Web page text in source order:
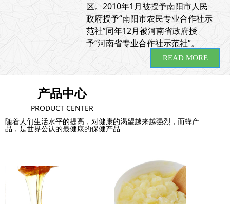
区。2010年1月被授予南阳市人民
政府授予“南阳市农民专业合作社示
范社”同年12月被河南省政府授
予“河南省专业合作社示范社”。
READ MORE
产品中心
PRODUCT CENTER
随着人们生活水平的提高，对健康的渴望越来越强烈，而蜂产
品，是世界公认的最健康的保健产品